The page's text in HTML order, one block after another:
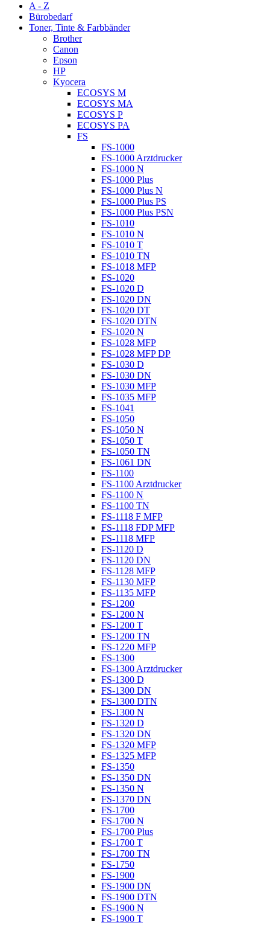
A - Z
Bürobedarf
Toner, Tinte & Farbbänder
Brother
Canon
Epson
HP
Kyocera
ECOSYS M
ECOSYS MA
ECOSYS P
ECOSYS PA
FS
FS-1000
FS-1000 Arztdrucker
FS-1000 N
FS-1000 Plus
FS-1000 Plus N
FS-1000 Plus PS
FS-1000 Plus PSN
FS-1010
FS-1010 N
FS-1010 T
FS-1010 TN
FS-1018 MFP
FS-1020
FS-1020 D
FS-1020 DN
FS-1020 DT
FS-1020 DTN
FS-1020 N
FS-1028 MFP
FS-1028 MFP DP
FS-1030 D
FS-1030 DN
FS-1030 MFP
FS-1035 MFP
FS-1041
FS-1050
FS-1050 N
FS-1050 T
FS-1050 TN
FS-1061 DN
FS-1100
FS-1100 Arztdrucker
FS-1100 N
FS-1100 TN
FS-1118 F MFP
FS-1118 FDP MFP
FS-1118 MFP
FS-1120 D
FS-1120 DN
FS-1128 MFP
FS-1130 MFP
FS-1135 MFP
FS-1200
FS-1200 N
FS-1200 T
FS-1200 TN
FS-1220 MFP
FS-1300
FS-1300 Arztdrucker
FS-1300 D
FS-1300 DN
FS-1300 DTN
FS-1300 N
FS-1320 D
FS-1320 DN
FS-1320 MFP
FS-1325 MFP
FS-1350
FS-1350 DN
FS-1350 N
FS-1370 DN
FS-1700
FS-1700 N
FS-1700 Plus
FS-1700 T
FS-1700 TN
FS-1750
FS-1900
FS-1900 DN
FS-1900 DTN
FS-1900 N
FS-1900 T